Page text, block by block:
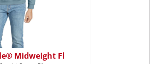
Midweight Fl